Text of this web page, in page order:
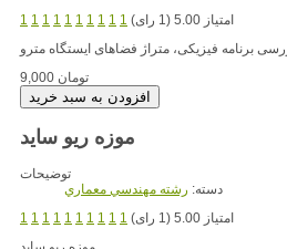
1 1 1 1 1 1 1 1 1 1
امتیاز 5.00 (1 رای)
9,000 تومان
موزه ریو ساید
توضیحات
دسته: رشته مهندسي معماري
1 1 1 1 1 1 1 1 1 1
امتیاز 5.00 (1 رای)